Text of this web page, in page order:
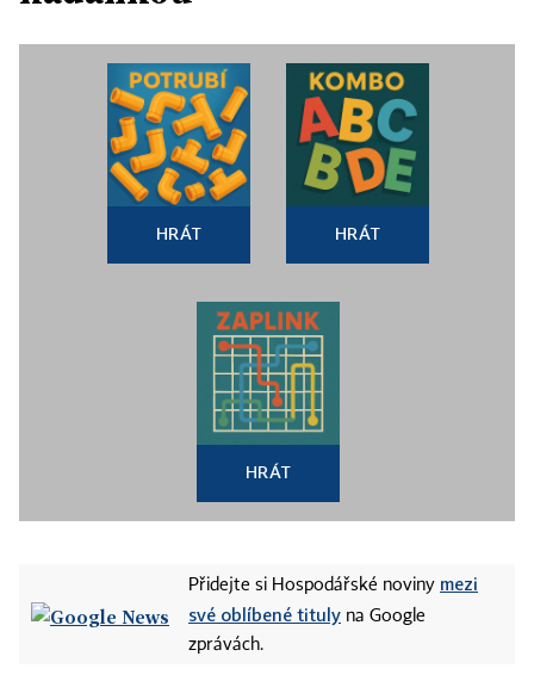
HRÁT HRÁT
HRÁT
Přidejte si Hospodářské noviny mezi
své oblíbené tituly na Google
zprávách.